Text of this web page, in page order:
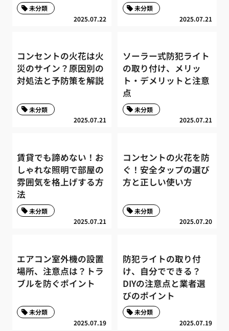
2025.07.22
未分類
2025.07.21
未分類
コンセントの火花は火
災のサイン？原因別の
対処法と予防策を解説
2025.07.21
未分類
ソーラー式防犯ライト
の取り付け、メリッ
ト・デメリットと注意
点
2025.07.21
未分類
賃貸でも諦めない！お
しゃれな照明で部屋の
雰囲気を格上げする方
法
2025.07.21
未分類
コンセントの火花を防
ぐ！安全タップの選び
方と正しい使い方
2025.07.20
未分類
エアコン室外機の設置
場所、注意点は？トラ
ブルを防ぐポイント
2025.07.19
未分類
防犯ライトの取り付
け、自分でできる？
DIYの注意点と業者選
びのポイント
2025.07.19
未分類